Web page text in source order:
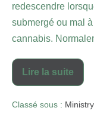
redescendre
submergé ou mal
cannabis.
Lire la suite
Classé sous :